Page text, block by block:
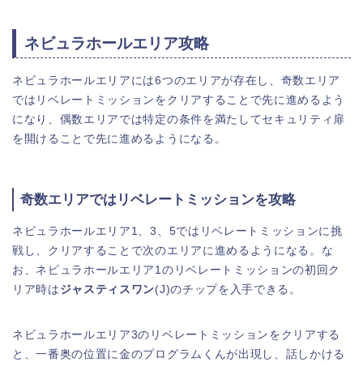
ネビュラホールエリア攻略
ネビュラホールエリアには6つのエリアが存在し、奇数エリア
ではリベレートミッションをクリアすることで先に進めるよう
になり、偶数エリアでは特定の条件を満たしてセキュリティ扉
を開けることで先に進めるようになる。
奇数エリアではリベレートミッションを攻略
ネビュラホールエリア1、3、5ではリベレートミッションに挑
戦し、クリアすることで次のエリアに進めるようになる。な
お、ネビュラホールエリア1のリベレートミッションの初回ク
リア時は ジャスティスワン(J)のチップを入手できる。
ネビュラホールエリア3のリベレートミッションをクリアする
と、一番奥の位置に金のプログラムくんが出現し、話しかける